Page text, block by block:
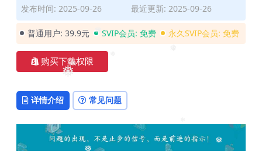
❅
❅
❅
发布时间: 2025-09-26
最近更新: 2025-09-26
普通用户: 39.9元 SVIP会员: 免费 永久SVIP会员: 免费
购买下载权限
详情介绍 常见问题